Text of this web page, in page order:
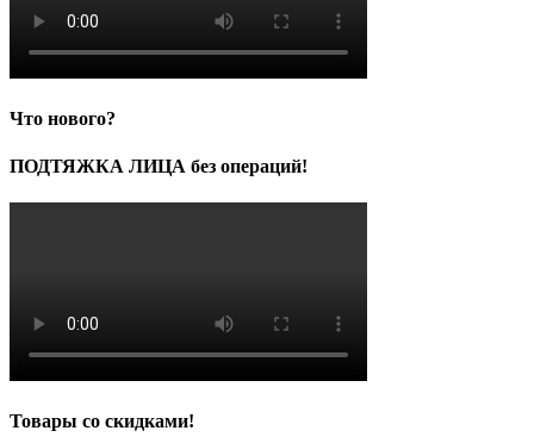
Что нового?
ПОДТЯЖКА ЛИЦА без операций!
Товары со скидками!